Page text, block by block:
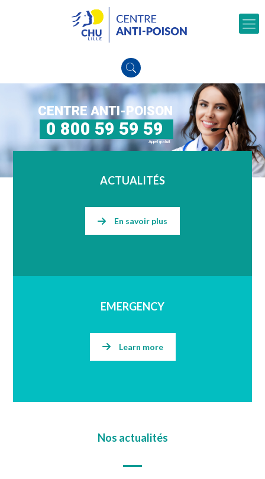
CENTRE ANTI-POISON
0 800 59 59 59
Appel gratuit
ACTUALITÉS
En savoir plus
EMERGENCY
Learn more
Nos actualités